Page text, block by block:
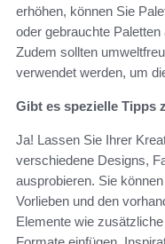
erhöhen, können Sie
oder gebrauchte
Zudem sollten
verwendet werden, um
Gibt es spezielle Tipps
Ja! Lassen Sie Ihrer
verschiedene Designs,
ausprobieren. Sie
Vorlieben und den
Elemente wie